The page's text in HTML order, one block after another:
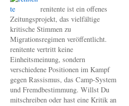
renitente ist ein offenes
Zeitungsprojekt, das vielfältige
kritische Stimmen zu
Migrationsregimen veröffentlicht.
renitente vertritt keine
Einheitsmeinung, sondern
verschiedene Positionen im Kampf
gegen Rassismus, das Camp-System
und Fremdbestimmung. Willst Du
mitschreiben oder hast eine Kritik an